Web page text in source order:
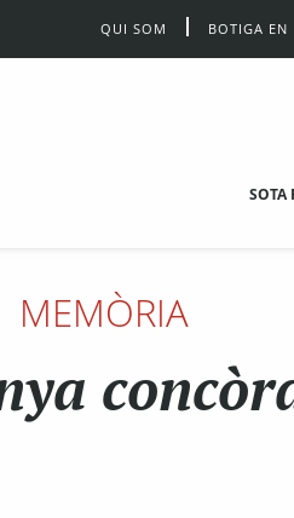
QUI SOM BOTIGA EN
SOTA
MEMÒRIA